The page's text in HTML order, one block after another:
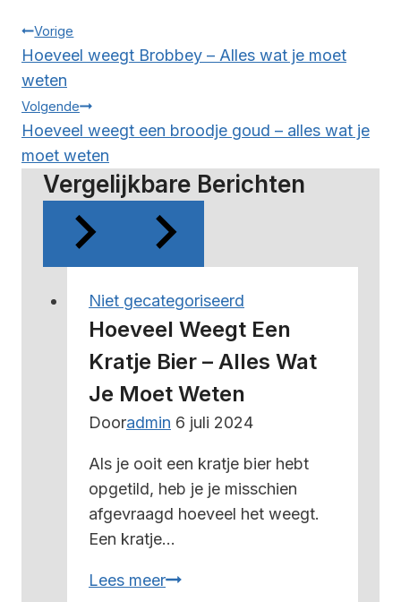
Bericht
Navigatie
Vorige
Hoeveel weegt Brobbey – Alles wat je moet
weten
Volgende
Hoeveel weegt een broodje goud – alles wat je
moet weten
Vergelijkbare Berichten
Niet gecategoriseerd
Hoeveel Weegt Een
Kratje Bier – Alles Wat
Je Moet Weten
Dooradmin 6 juli 2024
Als je ooit een kratje bier hebt
opgetild, heb je je misschien
afgevraagd hoeveel het weegt.
Een kratje…
Lees meerHoeveel